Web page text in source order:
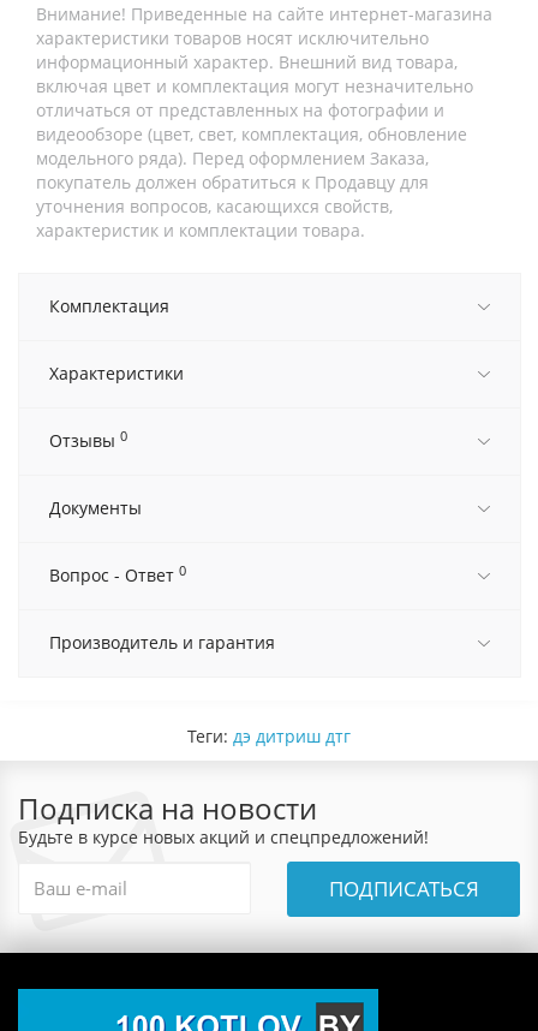
Внимание! Приведенные на сайте интернет-магазина
характеристики товаров носят исключительно
информационный характер. Внешний вид товара,
включая цвет и комплектация могут незначительно
отличаться от представленных на фотографии и
видеообзоре (цвет, свет, комплектация, обновление
модельного ряда). Перед оформлением Заказа,
покупатель должен обратиться к Продавцу для
уточнения вопросов, касающихся свойств,
характеристик и комплектации товара.
Комплектация
Характеристики
Отзывы 0
Документы
Вопрос - Ответ 0
Производитель и гарантия
Теги: дэ дитриш дтг
Подписка на новости
Будьте в курсе новых акций и спецпредложений!
ПОДПИСАТЬСЯ